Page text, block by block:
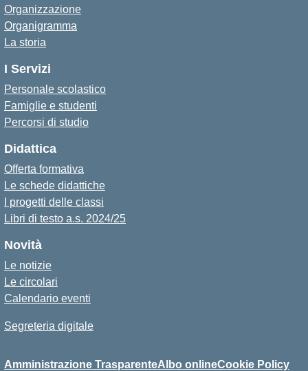
Organizzazione
Organigramma
La storia
I Servizi
Personale scolastico
Famiglie e studenti
Percorsi di studio
Didattica
Offerta formativa
Le schede didattiche
I progetti delle classi
Libri di testo a.s. 2024/25
Novità
Le notizie
Le circolari
Calendario eventi
Segreteria digitale
Amministrazione TrasparenteAlbo onlineCookie Policy